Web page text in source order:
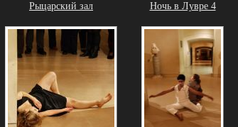
Рыцарский зал Ночь в Лувре 4